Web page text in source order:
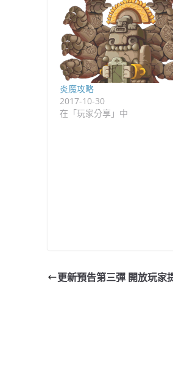
炎魔攻略
2017-10-30
在「玩家分享」中
更新預告第三彈 開放玩家